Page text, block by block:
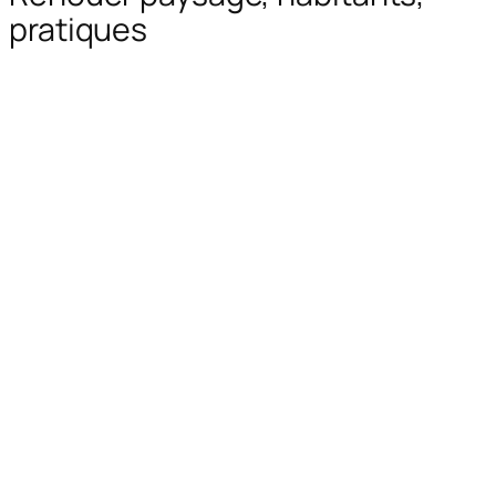
pratiques